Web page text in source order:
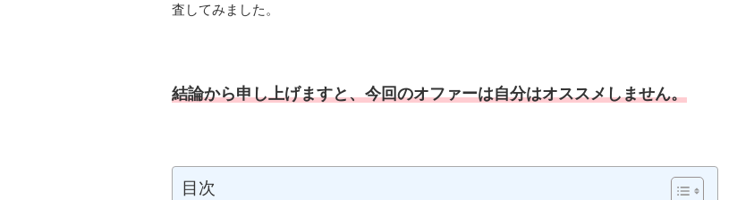
査してみました。
結論から申し上げますと、今回のオファーは自分はオススメしません。
目次